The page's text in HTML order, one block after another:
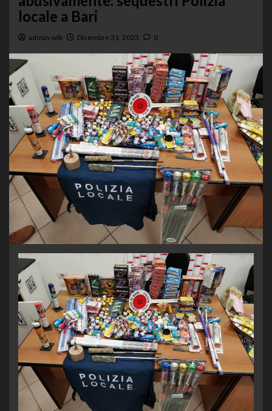
locale a Bari
admin-wlb Dicembre 31, 2023 0